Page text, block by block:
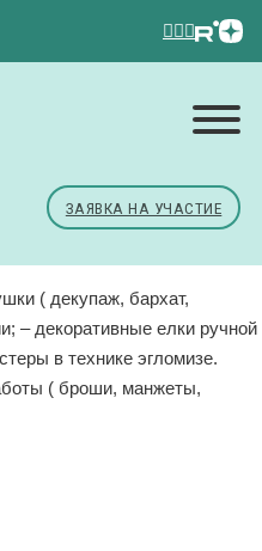
ЗАЯВКА НА УЧАСТИЕ
( декупаж, бархат,
– декоративные елки ручной
в технике эгломизе.
( броши, манжеты,